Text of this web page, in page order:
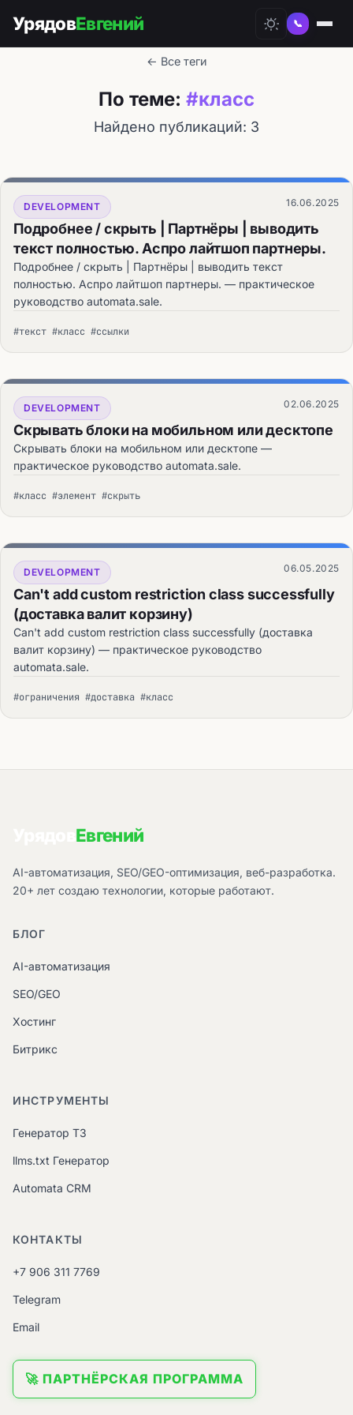
УрядовЕвгений 📞
← Все теги
По теме: #класс
Найдено публикаций: 3
DEVELOPMENT 16.06.2025
Подробнее / скрыть | Партнёры | выводить
текст полностью. Аспро лайтшоп партнеры.
Подробнее / скрыть | Партнёры | выводить текст
полностью. Аспро лайтшоп партнеры. — практическое
руководство automata.sale.
#текст #класс #ссылки
DEVELOPMENT 02.06.2025
Скрывать блоки на мобильном или десктопе
Скрывать блоки на мобильном или десктопе —
практическое руководство automata.sale.
#класс #элемент #скрыть
DEVELOPMENT 06.05.2025
Can't add custom restriction class successfully
(доставка валит корзину)
Can't add custom restriction class successfully (доставка
валит корзину) — практическое руководство
automata.sale.
#ограничения #доставка #класс
Евгений
AI-автоматизация, SEO/GEO-оптимизация, веб-разработка.
20+ лет создаю технологии, которые работают.
БЛОГ
AI-автоматизация
SEO/GEO
Хостинг
Битрикс
ИНСТРУМЕНТЫ
Генератор ТЗ
llms.txt Генератор
Automata CRM
КОНТАКТЫ
+7 906 311 7769
Telegram
Email
🚀 ПАРТНЁРСКАЯ ПРОГРАММА